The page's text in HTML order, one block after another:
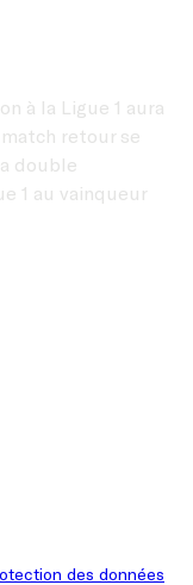
à la Ligue 1 aura
retour se
double
1 au vainqueur
des données